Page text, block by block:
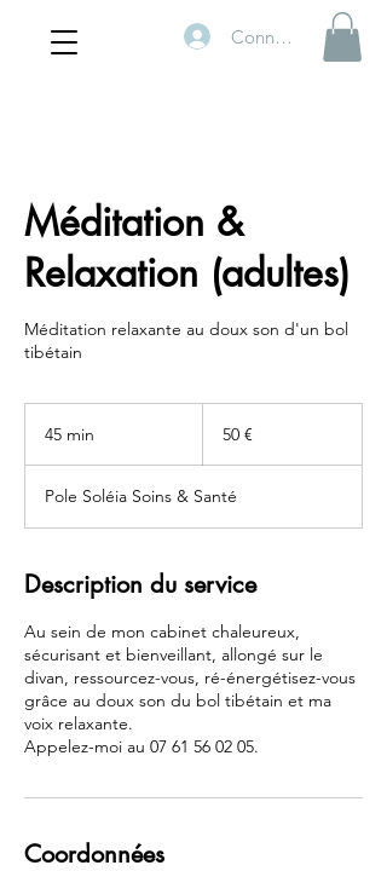
Connexion
Méditation &
Relaxation (adultes)
Méditation relaxante au doux son d'un bol
tibétain
45 min
i
n
50 €
Pole Soléia Soins & Santé
Description du service
Au sein de mon cabinet chaleureux,
sécurisant et bienveillant, allongé sur le
divan, ressourcez-vous, ré-énergétisez-vous
grâce au doux son du bol tibétain et ma
voix relaxante.
Appelez-moi au 07 61 56 02 05.
Coordonnées